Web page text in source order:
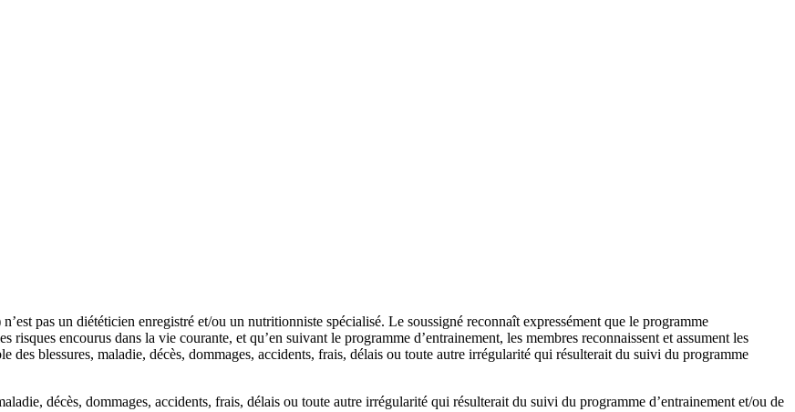
pas un diététicien enregistré et/ou un nutritionniste spécialisé. Le soussigné reconnaît expressément que le programme
encourus dans la vie courante, et qu’en suivant le programme d’entrainement, les membres reconnaissent et assument les
des blessures, maladie, décès, dommages, accidents, frais, délais ou toute autre irrégularité qui résulterait du suivi du programme
décès, dommages, accidents, frais, délais ou toute autre irrégularité qui résulterait du suivi du programme d’entrainement et/ou de